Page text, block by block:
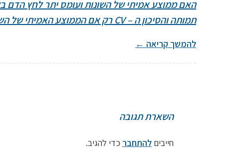
תמותה והסיכון ה – CV רק אם הממוצע האמיתי של השונות קשור עצמאית ברמות לחץ הדם?
להמשך קריאה ←
השארת תגובה
חייבים להתחבר כדי להגיב.